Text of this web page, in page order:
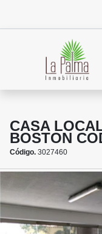
CASA
BOSTON
Código. 3027460